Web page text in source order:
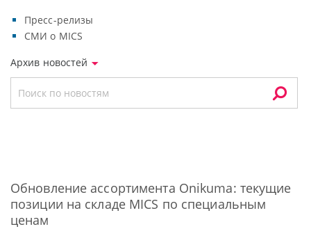
Пресс-релизы
СМИ о MICS
Архив новостей
Обновление ассортимента Onikuma: текущие
позиции на складе MICS по специальным
ценам